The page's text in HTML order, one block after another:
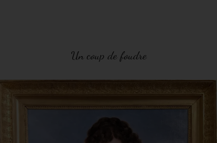
Un coup de foudre